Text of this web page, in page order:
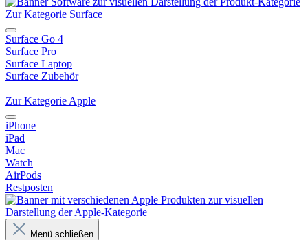
Zur Kategorie Surface
Surface Go 4
Surface Pro
Surface Laptop
Surface Zubehör
Zur Kategorie Apple
iPhone
iPad
Mac
Watch
AirPods
Restposten
Menü schließen